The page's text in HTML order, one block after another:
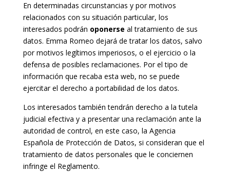
En determinadas circunstancias y por motivos
relacionados con su situación particular, los
interesados podrán oponerse al tratamiento de sus
datos. Emma Romeo dejará de tratar los datos, salvo
por motivos legítimos imperiosos, o el ejercicio o la
defensa de posibles reclamaciones. Por el tipo de
información que recaba esta web, no se puede
ejercitar el derecho a portabilidad de los datos.
Los interesados también tendrán derecho a la tutela
judicial efectiva y a presentar una reclamación ante la
autoridad de control, en este caso, la Agencia
Española de Protección de Datos, si consideran que el
tratamiento de datos personales que le conciernen
infringe el Reglamento.